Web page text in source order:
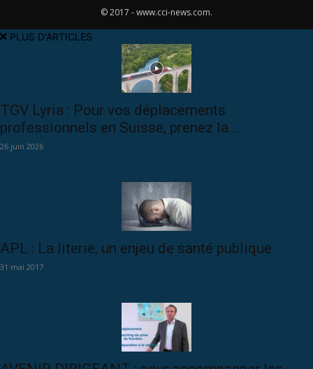
© 2017 - www.cci-news.com.
PLUS D'ARTICLES
TGV Lyria : Pour vos déplacements
professionnels en Suisse, prenez la...
26 juin 2026
APL : La literie, un enjeu de santé publique
31 mai 2017